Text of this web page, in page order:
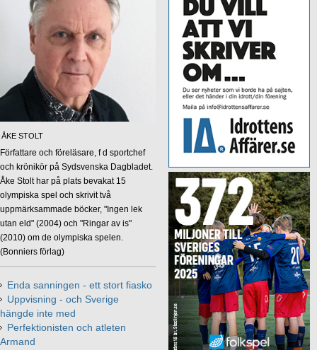
ÅKE STOLT
Författare och föreläsare, f d sportchef
och krönikör på Sydsvenska Dagbladet.
Åke Stolt har på plats bevakat 15
olympiska spel och skrivit två
uppmärksammade böcker, "Ingen lek
utan eld" (2004) och "Ringar av is"
(2010) om de olympiska spelen.
(Bonniers förlag)
Enda sanningen - ett stort fiasko
Uppvisning - och Sverige
hängde inte med
Perfektionisten och atleten
Armand